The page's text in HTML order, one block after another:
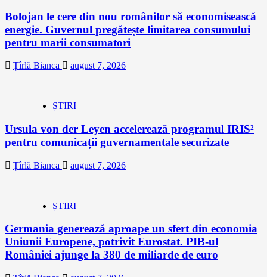
Bolojan le cere din nou românilor să economisească
energie. Guvernul pregătește limitarea consumului
pentru marii consumatori
Țîrlă Bianca august 7, 2026
ȘTIRI
Ursula von der Leyen accelerează programul IRIS²
pentru comunicații guvernamentale securizate
Țîrlă Bianca august 7, 2026
ȘTIRI
Germania generează aproape un sfert din economia
Uniunii Europene, potrivit Eurostat. PIB-ul
României ajunge la 380 de miliarde de euro